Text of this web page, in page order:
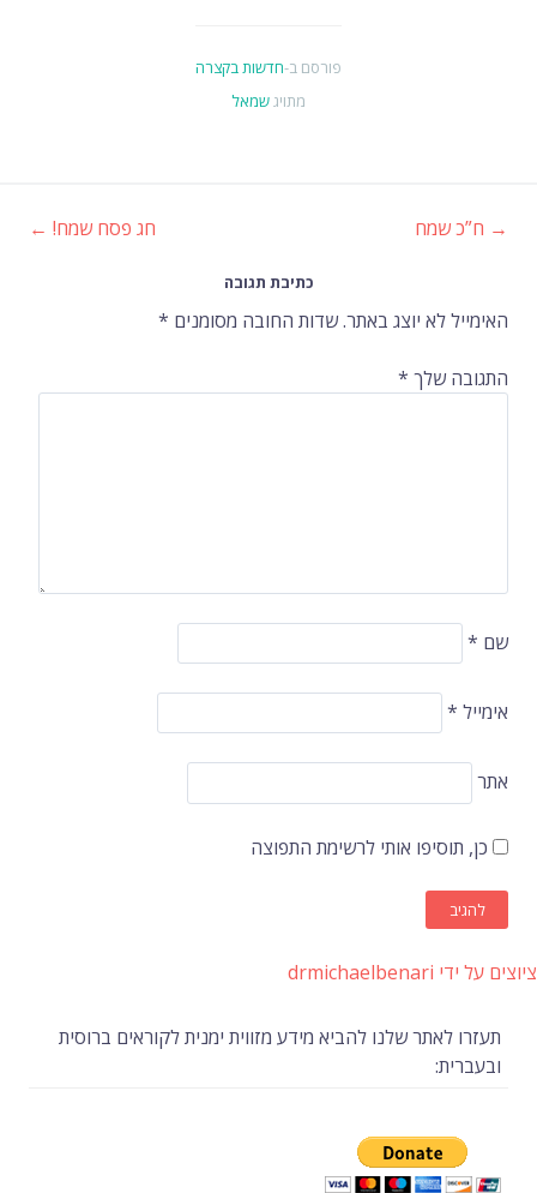
פורסם ב-חדשות בקצרה
מתויגשמאל
ניווט
ברשומות
→ ח”כ שמח חג פסח שמח! ←
כתיבת תגובה
האימייל לא יוצג באתר.שדות החובה מסומנים *
התגובה שלך *
שם *
אימייל *
אתר
כן, תוסיפו אותי לרשימת התפוצה
ציוצים על ידי drmichaelbenari
תעזרו לאתר שלנו להביא מידע מזווית ימנית לקוראים ברוסית
ובעברית: